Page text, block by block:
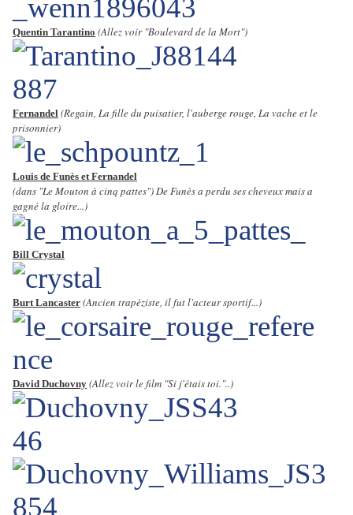
Quentin Tarantino (Allez voir "Boulevard de la Mort")
Fernandel (Regain, La fille du puisatier, l'auberge rouge, La vache et le
prisonnier)
Louis de Funès et Fernandel
(dans "Le Mouton à cinq pattes") De Funès a perdu ses cheveux mais a
gagné la gloire...)
Bill Crystal
Burt Lancaster (Ancien trapèziste, il fut l'acteur sportif...)
David Duchovny (Allez voir le film "Si j'étais toi."..)